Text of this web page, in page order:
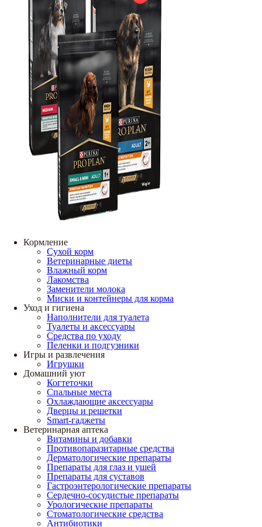
Кормление
Сухой корм
Ветеринарные диеты
Влажный корм
Лакомства
Заменители молока
Миски и контейнеры для корма
Уход и гигиена
Наполнители для туалета
Туалеты и аксессуары
Средства по уходу
Пеленки и подгузники
Игры и развлечения
Игрушки
Домашний уют
Когтеточки
Спальные места
Охлаждающие аксессуары
Дверцы и решетки
Smart-гаджеты
Ветеринарная аптека
Витамины и добавки
Противопаразитарные средства
Дерматологические препараты
Препараты для глаз и ушей
Препараты для суставов
Гастроэнтерологические препараты
Сердечно-сосудистые препараты
Урологические препараты
Стоматологические средства
Антибиотики